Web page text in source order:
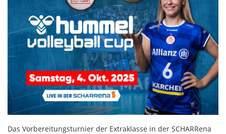
Das Vorbereitungsturnier der Extraklasse in der SCHARRena